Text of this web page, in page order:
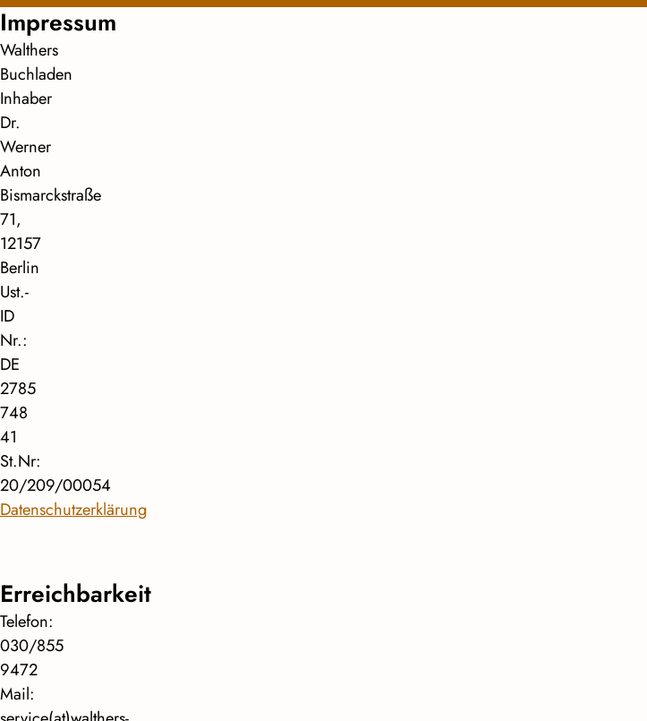
Impressum
Walthers
Buchladen
Inhaber
Dr.
Werner
Anton
Bismarckstraße
71,
12157
Berlin
Ust.-
ID
Nr.:
DE
2785
748
41
St.Nr:
20/209/00054
Datenschutzerklärung
Erreichbarkeit
Telefon:
030/855
9472
Mail: